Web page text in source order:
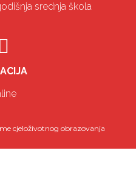
srednja škola
cjeloživotnog obrazovanja